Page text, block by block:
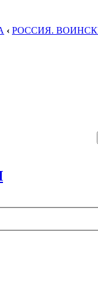
‹ РОССИЯ.